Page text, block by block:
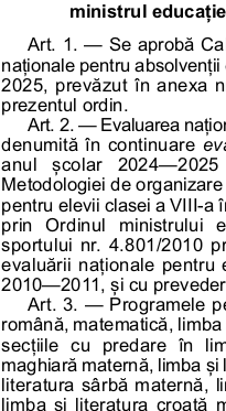
ministrul
Art. 1. — Se aprobă
naționale pentru
2025, prevăzut în anexa
prezentul ordin.
Art. 2. — Evaluarea
denumită în continuare
anul  școlar  2024—2025
Metodologiei de
pentru elevii clasei a VIII-a
prin  Ordinul  ministrului
sportului nr. 4.801/2010
evaluării naționale
2010—2011, și cu
Art. 3. — Programele
română, matematică,
secțiile  cu  predare  în
maghiară maternă, limba
literatura sârbă maternă,
limba și literatura croată